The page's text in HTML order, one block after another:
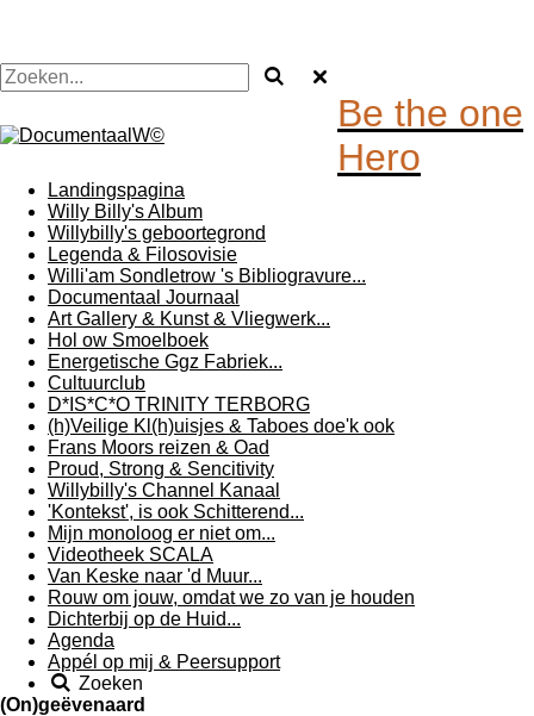
Be the one
Hero
Landingspagina
Willy Billy's Album
Willybilly's geboortegrond
Legenda & Filosovisie
Willi'am Sondletrow 's Bibliogravure...
Documentaal Journaal
Art Gallery & Kunst & Vliegwerk...
Hol ow Smoelboek
Energetische Ggz Fabriek...
Cultuurclub
D*IS*C*O TRINITY TERBORG
(h)Veilige Kl(h)uisjes & Taboes doe'k ook
Frans Moors reizen & Oad
Proud, Strong & Sencitivity
Willybilly's Channel Kanaal
'Kontekst', is ook Schitterend...
Mijn monoloog er niet om...
Videotheek SCALA
Van Keske naar 'd Muur...
Rouw om jouw, omdat we zo van je houden
Dichterbij op de Huid...
Agenda
Appél op mij & Peersupport
Zoeken
(On)geëvenaard